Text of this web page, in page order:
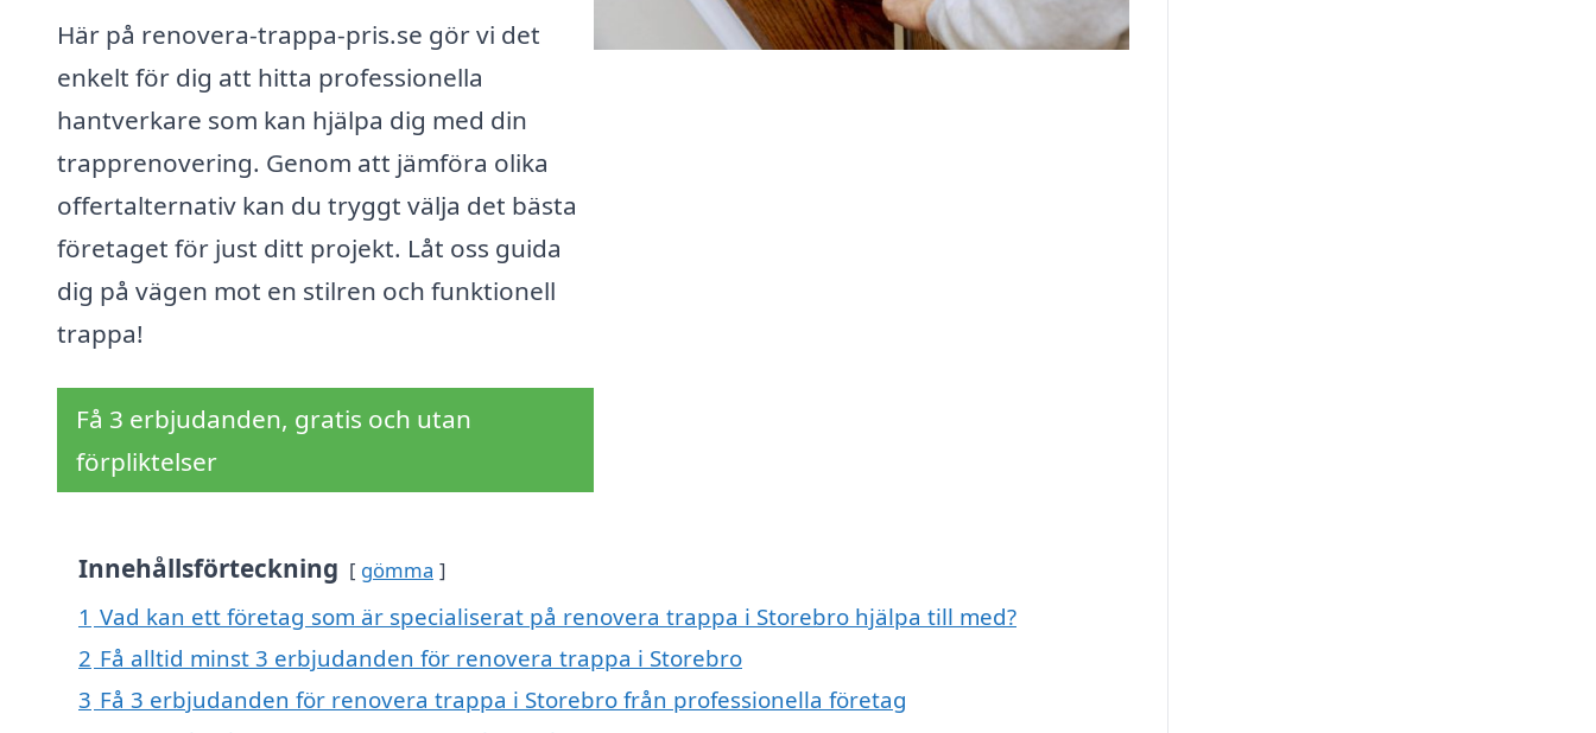
Här på renovera-trappa-pris.se gör vi det
enkelt för dig att hitta professionella
hantverkare som kan hjälpa dig med din
trapprenovering. Genom att jämföra olika
offertalternativ kan du tryggt välja det bästa
företaget för just ditt projekt. Låt oss guida
dig på vägen mot en stilren och funktionell
trappa!
Få 3 erbjudanden, gratis och utan
förpliktelser
Innehållsförteckning gömma
1 Vad kan ett företag som är specialiserat på renovera trappa i Storebro hjälpa till med?
2 Få alltid minst 3 erbjudanden för renovera trappa i Storebro
3 Få 3 erbjudanden för renovera trappa i Storebro från professionella företag